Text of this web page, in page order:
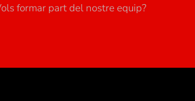
formar part del nostre equip?